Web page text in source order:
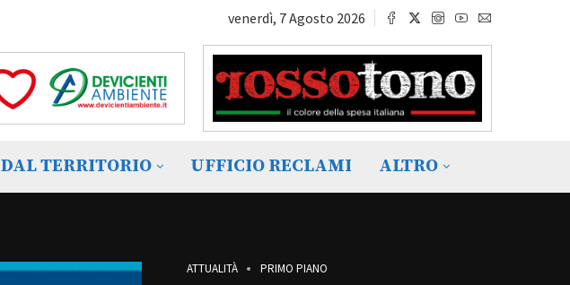
venerdì, 7 Agosto 2026
DAL TERRITORIO UFFICIO RECLAMI ALTRO
ATTUALITÀ PRIMO PIANO